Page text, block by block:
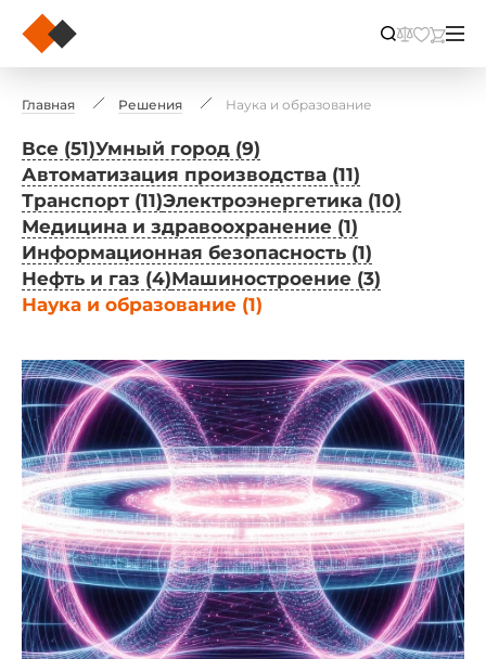
Главная Решения Наука и образование
Все (51)Умный город (9)
Автоматизация производства (11)
Транспорт (11)Электроэнергетика (10)
Медицина и здравоохранение (1)
Информационная безопасность (1)
Нефть и газ (4)Машиностроение (3)
Наука и образование (1)